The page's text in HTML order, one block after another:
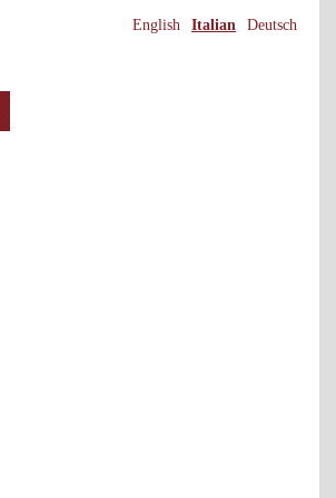
English Italian Deutsch